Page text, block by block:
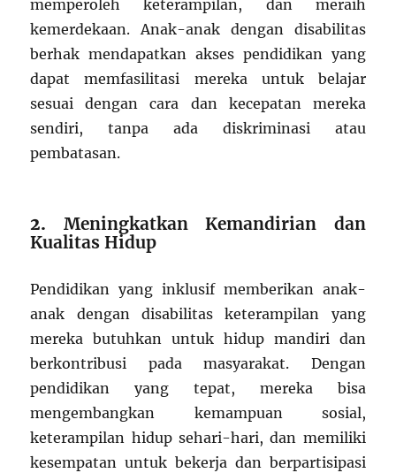
memperoleh keterampilan, dan meraih
kemerdekaan. Anak-anak dengan disabilitas
berhak mendapatkan akses pendidikan yang
dapat memfasilitasi mereka untuk belajar
sesuai dengan cara dan kecepatan mereka
sendiri, tanpa ada diskriminasi atau
pembatasan.
2. Meningkatkan Kemandirian dan
Kualitas Hidup
Pendidikan yang inklusif memberikan anak-
anak dengan disabilitas keterampilan yang
mereka butuhkan untuk hidup mandiri dan
berkontribusi pada masyarakat. Dengan
pendidikan yang tepat, mereka bisa
mengembangkan kemampuan sosial,
keterampilan hidup sehari-hari, dan memiliki
kesempatan untuk bekerja dan berpartisipasi